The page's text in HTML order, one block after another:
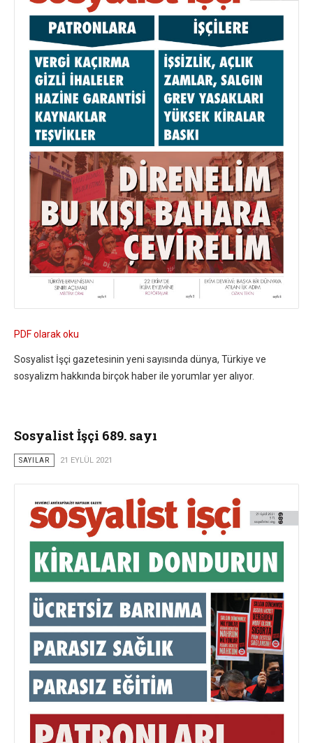
PDF olarak oku
Sosyalist İşçi gazetesinin yeni sayısında dünya, Türkiye ve
sosyalizm hakkında birçok haber ile yorumlar yer alıyor.
Sosyalist İşçi 689. sayı
SAYILAR 21 EYLÜL 2021